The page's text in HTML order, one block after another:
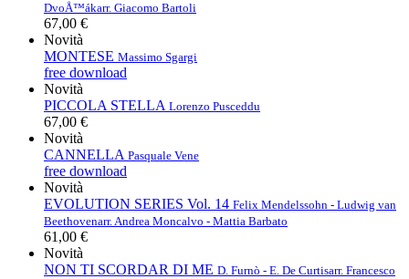
DvoÅ™ákarr. Giacomo Bartoli
67,00 €
Novità
MONTESE Massimo Sgargi
free download
Novità
PICCOLA STELLA Lorenzo Pusceddu
67,00 €
Novità
CANNELLA Pasquale Vene
free download
Novità
EVOLUTION SERIES Vol. 14 Felix Mendelssohn - Ludwig van
Beethovenarr. Andrea Moncalvo - Mattia Barbato
61,00 €
Novità
NON TI SCORDAR DI ME D. Furnò - E. De Curtisarr. Francesco